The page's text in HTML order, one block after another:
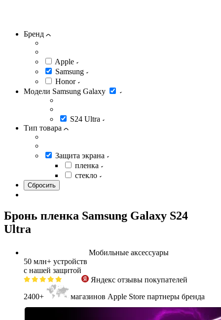
Бренд
Apple
Samsung
Honor
Модели Samsung Galaxy
S24 Ultra
Тип товара
Защита экрана
пленка
стекло
Бронь пленка Samsung Galaxy S24
Ultra
Мобильные аксессуары
50 млн+ устройств
с нашей защитой
Яндекс отзывы покупателей
2400+
магазинов Apple Store партнеры бренда